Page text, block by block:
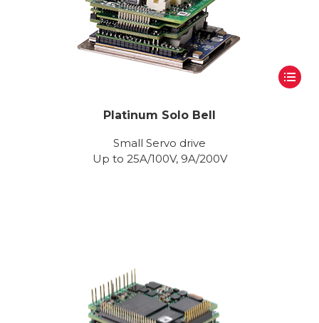
Platinum Solo Bell
Small Servo drive
Up to 25A/100V, 9A/200V